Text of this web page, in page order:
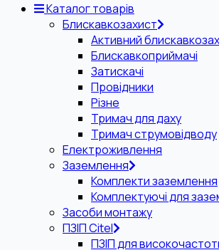
Каталог товарів
Блискавкозахист
Активний
Блискавкоприймачі
Затискачі
Провідники
Різне
Тримач для даху
Тримач струмовідводу
Електроживлення
Заземлення
Комплекти заземлення
Комплектуючі для
Засоби монтажу
ПЗІП Citel
ПЗІП для